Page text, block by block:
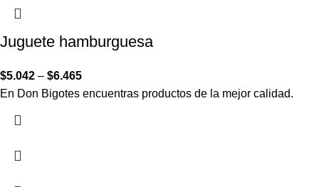
Juguete hamburguesa
$5.042 – $6.465
En Don Bigotes encuentras productos de la mejor calidad.